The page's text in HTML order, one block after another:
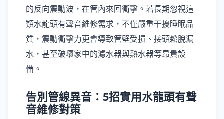
的反向震動波，在管內來回衝擊。若長期忽視這
類水龍頭有聲音維修需求，不僅嚴重干擾睡眠品
質，震動衝擊力更會導致管壁受損、接頭鬆脫漏
水，甚至破壞家中的濾水器與熱水器等昂貴設
備。
告別管線異音：5招實用水龍頭有聲
音維修對策